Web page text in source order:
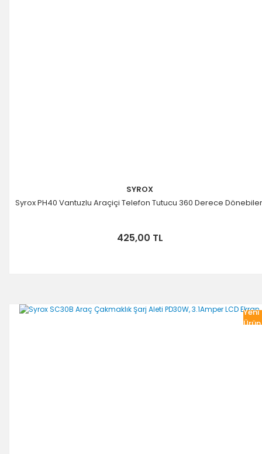
SYROX
Syrox PH40 Vantuzlu Araçiçi Telefon Tutucu 360 Derece
425,00 TL
Yeni
Ürün